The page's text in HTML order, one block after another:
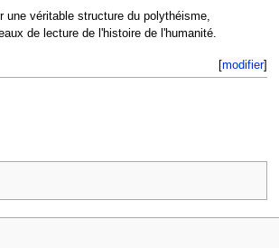
véritable structure du polythéisme,
de lecture de l'histoire de l'humanité.
[modifier]